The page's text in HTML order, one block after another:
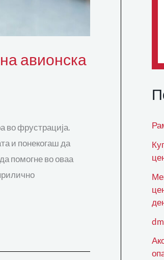
авионска
во фрустрација.
и понекогаш да
помогне во оваа